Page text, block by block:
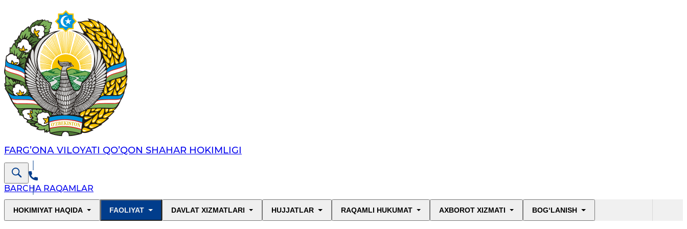
FARG’ОNА VILОYATI QO’QON SHAHAR HОKIMLIGI
BARCHA RAQAMLAR
HOKIMIYAT HAQIDA FAOLIYAT DAVLAT XIZMATLARI HUJJATLAR RAQAMLI HUKUMAT AXBOROT XIZMATI BOG‘LANISH